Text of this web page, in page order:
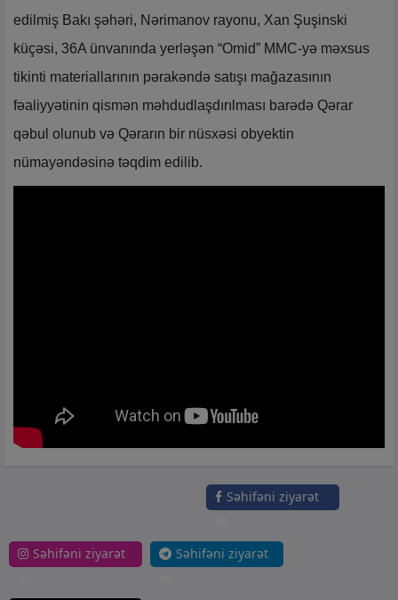
edilmiş Bakı şəhəri, Nərimanov rayonu, Xan Şuşinski
küçəsi, 36A ünvanında yerləşən “Omid” MMC-yə məxsus
tikinti materiallarının pərakəndə satışı mağazasının
fəaliyyətinin qismən məhdudlaşdırılması barədə Qərar
qəbul olunub və Qərarın bir nüsxəsi obyektin
nümayəndəsinə təqdim edilib.
Səhifəni ziyarət
Səhifəni ziyarət
Səhifəni ziyarət